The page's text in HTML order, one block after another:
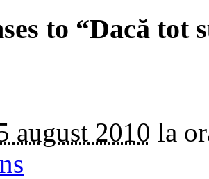
to “Dacă
august 2010 la